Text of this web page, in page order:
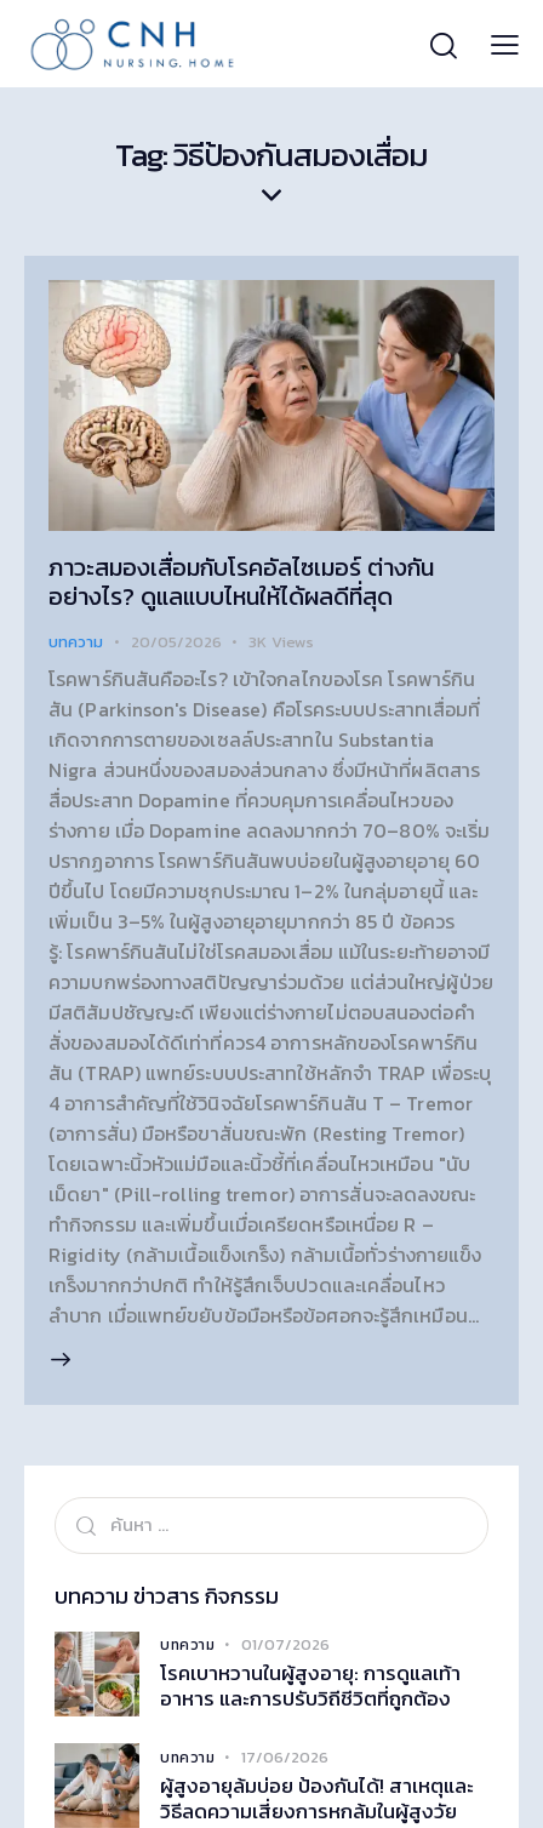
Tag: วิธีป้องกันสมองเสื่อม
ภาวะสมองเสื่อมกับโรคอัลไซเมอร์ ต่างกัน
อย่างไร? ดูแลแบบไหนให้ได้ผลดีที่สุด
บทความ 20/05/2026 3K Views
โรคพาร์กินสันคืออะไร? เข้าใจกลไกของโรค โรคพาร์กิน
สัน (Parkinson's Disease) คือโรคระบบประสาทเสื่อมที่
เกิดจากการตายของเซลล์ประสาทใน Substantia
Nigra ส่วนหนึ่งของสมองส่วนกลาง ซึ่งมีหน้าที่ผลิตสาร
สื่อประสาท Dopamine ที่ควบคุมการเคลื่อนไหวของ
ร่างกาย เมื่อ Dopamine ลดลงมากกว่า 70–80% จะเริ่ม
ปรากฏอาการ โรคพาร์กินสันพบบ่อยในผู้สูงอายุอายุ 60
ปีขึ้นไป โดยมีความชุกประมาณ 1–2% ในกลุ่มอายุนี้ และ
เพิ่มเป็น 3–5% ในผู้สูงอายุอายุมากกว่า 85 ปี ข้อควร
รู้: โรคพาร์กินสันไม่ใช่โรคสมองเสื่อม แม้ในระยะท้ายอาจมี
ความบกพร่องทางสติปัญญาร่วมด้วย แต่ส่วนใหญ่ผู้ป่วย
มีสติสัมปชัญญะดี เพียงแต่ร่างกายไม่ตอบสนองต่อคำ
สั่งของสมองได้ดีเท่าที่ควร4 อาการหลักของโรคพาร์กิน
สัน (TRAP) แพทย์ระบบประสาทใช้หลักจำ TRAP เพื่อระบุ
4 อาการสำคัญที่ใช้วินิจฉัยโรคพาร์กินสัน T – Tremor
(อาการสั่น) มือหรือขาสั่นขณะพัก (Resting Tremor)
โดยเฉพาะนิ้วหัวแม่มือและนิ้วชี้ที่เคลื่อนไหวเหมือน "นับ
เม็ดยา" (Pill-rolling tremor) อาการสั่นจะลดลงขณะ
ทำกิจกรรม และเพิ่มขึ้นเมื่อเครียดหรือเหนื่อย R –
Rigidity (กล้ามเนื้อแข็งเกร็ง) กล้ามเนื้อทั่วร่างกายแข็ง
เกร็งมากกว่าปกติ ทำให้รู้สึกเจ็บปวดและเคลื่อนไหว
ลำบาก เมื่อแพทย์ขยับข้อมือหรือข้อศอกจะรู้สึกเหมือน…
บทความ ข่าวสาร กิจกรรม
บทความ 01/07/2026
โรคเบาหวานในผู้สูงอายุ: การดูแลเท้า
อาหาร และการปรับวิถีชีวิตที่ถูกต้อง
บทความ 17/06/2026
ผู้สูงอายุล้มบ่อย ป้องกันได้! สาเหตุและ
วิธีลดความเสี่ยงการหกล้มในผู้สูงวัย